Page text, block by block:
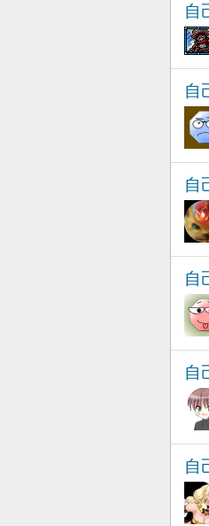
自
自
自
自
自
自